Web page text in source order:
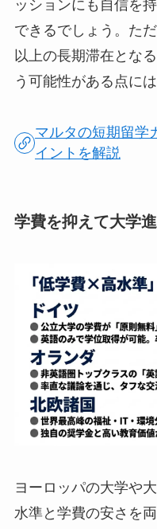
ッションにも自信を
できるでしょう。た
以上の長期滞在とな
う可能性がある点に
マルタの短期留学
イントを解説
学費を抑えて大学
ヨーロッパの大学や
水準と学費の安さを